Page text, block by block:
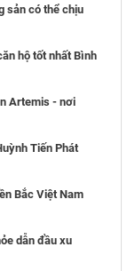
sản có thể chịu
hộ tốt nhất Bình
Artemis - nơi
Tiến Phát
Bắc Việt Nam
dẫn đầu xu